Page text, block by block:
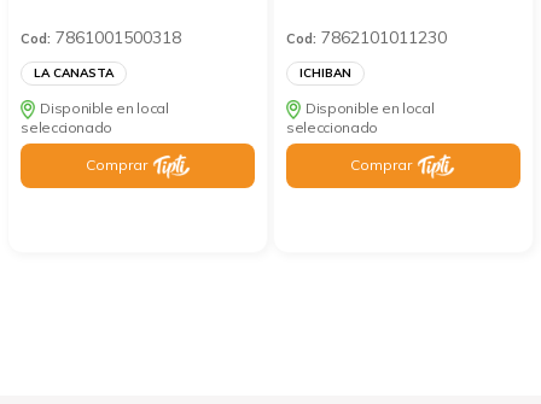
Cod: 7861001500318
LA CANASTA
Disponible en local
seleccionado
Comprar
Cod: 7862101011230
ICHIBAN
Disponible en local
seleccionado
Comprar